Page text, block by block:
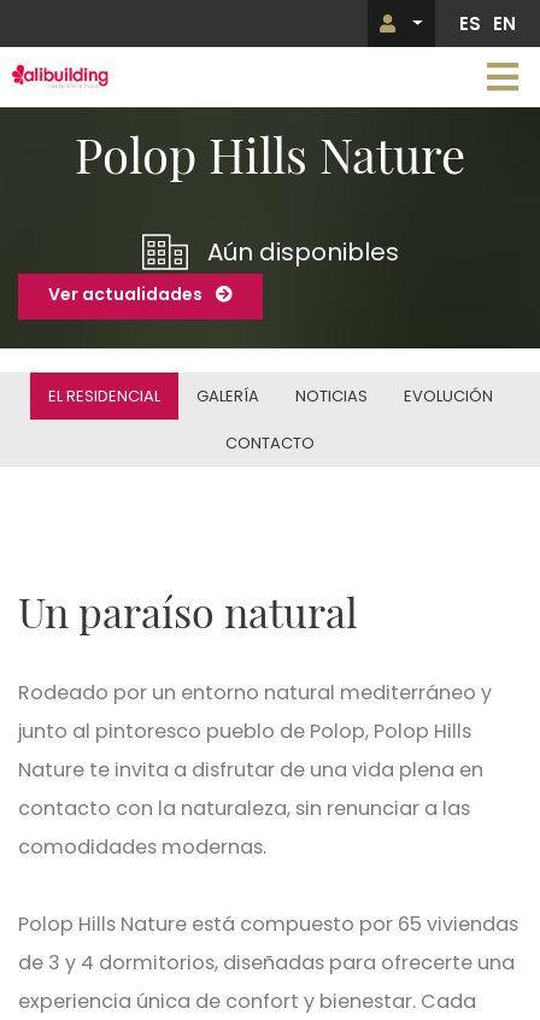
contenido
principal
Menú de
ES EN
Polop Hills Nature
Aún disponibles
Ver actualidades
EL RESIDENCIAL GALERÍA NOTICIAS EVOLUCIÓN
CONTACTO
Un paraíso natural
Rodeado por un entorno natural mediterráneo y
junto al pintoresco pueblo de Polop, Polop Hills
Nature te invita a disfrutar de una vida plena en
contacto con la naturaleza, sin renunciar a las
comodidades modernas.
Polop Hills Nature está compuesto por 65 viviendas
de 3 y 4 dormitorios, diseñadas para ofrecerte una
experiencia única de confort y bienestar. Cada